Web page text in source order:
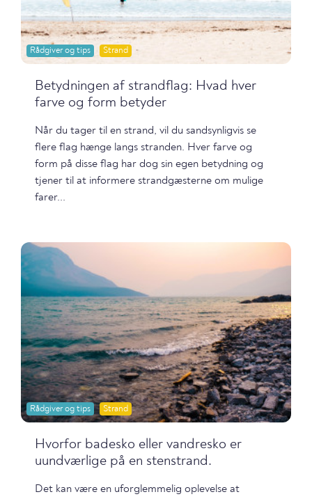
Rådgiver og tips Strand
Betydningen af strandflag: Hvad hver
farve og form betyder
Når du tager til en strand, vil du sandsynligvis se
flere flag hænge langs stranden. Hver farve og
form på disse flag har dog sin egen betydning og
tjener til at informere strandgæsterne om mulige
farer...
Rådgiver og tips Strand
Hvorfor badesko eller vandresko er
uundværlige på en stenstrand.
Det kan være en uforglemmelig oplevelse at